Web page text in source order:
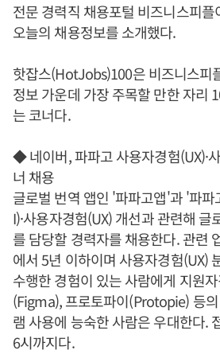
전문 경력직 채용포털 비즈니스피플
오늘의 채용정보를 소개했다.
핫잡스(HotJobs)100은 비즈니스피
정보 가운데 가장 주목할 만한 자리
는 코너다.
◆ 네이버, 파파고 사용자경험(UX)·
너 채용
글로벌 번역 앱인 '파파고앱'과 '파
I)·사용자경험(UX) 개선과 관련해 글
를 담당할 경력자를 채용한다. 관련
에서 5년 이하이며 사용자경험(UX)
수행한 경험이 있는 사람에게 지원
(Figma), 프로토파이(Protopie) 등
램 사용에 능숙한 사람은 우대한다.
6시까지다.